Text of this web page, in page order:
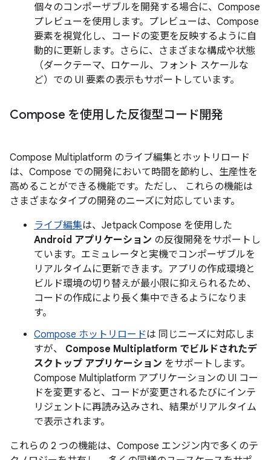
個々のコンポーザブルを開発する場合に、Compose
プレビューを使用します。プレビューは、Compose
要素を視覚化し、コードの変更を反映するように自
動的に更新します。さらに、さまざまな構成や状態
（ダークテーマ、ロケール、フォント スケールな
ど）での UI 要素の表示もサポートしています。
Compose を使用した反復型コード開発
Compose Multiplatform のライブ編集とホットリロード
は、Compose での開発において時間を節約し、生産性を
高めることができる機能です。ただし、 これらの機能は
さまざまなタイプの開発のニーズに対応しています。
ライブ編集は、Jetpack Compose を使用した
Android アプリケーション の反復開発をサポートし
ています。エミュレータと実機でコンポーザブルを
リアルタイムに更新できます。アプリの作成環境と
ビルド環境の切り替えが最小限に抑えられるため、
コードの作成により長く集中できるようになりま
す。
Compose ホットリロードは 同じニーズに対応しま
すが、 Compose Multiplatform でビルドされたデ
スクトップ アプリケーション をサポートします。
Compose Multiplatform アプリケーションの UI コー
ドを変更すると、コードが変更されるたびにインテ
リジェントに再読み込みされ、結果がリアルタイム
で表示されます。
これらの 2 つの機能は、Compose エンジン内で多くのテ